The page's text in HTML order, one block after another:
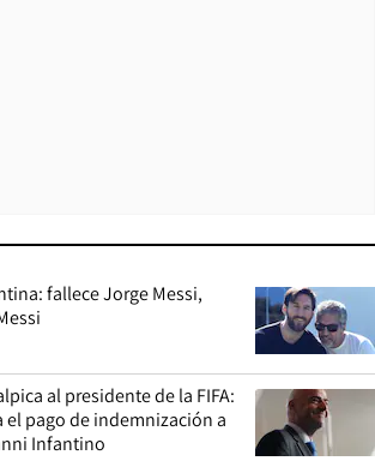
fallece Jorge Messi,
al presidente de la FIFA:
el pago de indemnización a
Infantino